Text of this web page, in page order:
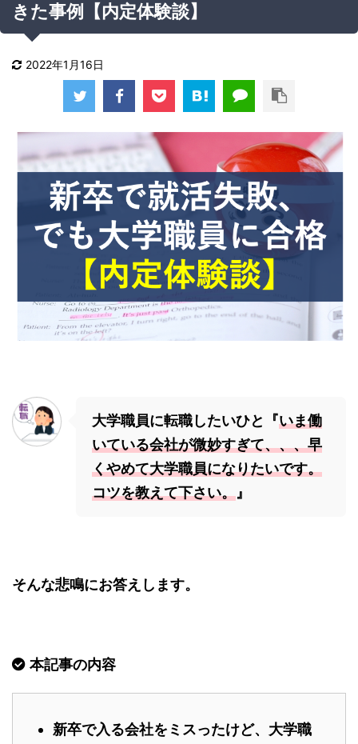
きた事例【内定体験談】
2022年1月16日
大学職員に転職したいひと『いま働
いている会社が微妙すぎて、、、早
くやめて大学職員になりたいです。
コツを教えて下さい。』
そんな悲鳴にお答えします。
本記事の内容
新卒で入る会社をミスったけど、大学職